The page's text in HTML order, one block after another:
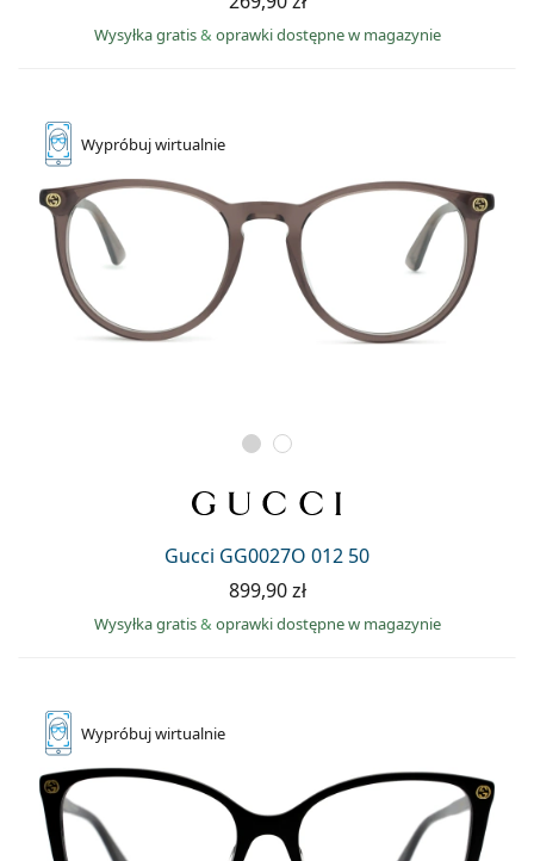
Wysyłka gratis& oprawki dostępne w magazynie
Wypróbujwirtualnie
Gucci GG0027O 012 50
899,90 zł
Wysyłka gratis& oprawki dostępne w magazynie
Wypróbujwirtualnie